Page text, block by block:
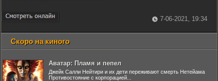
7-06-2021, 19:34
Скоро на киного
Аватар: Пламя и пепел
Джейк Салли Нейтири и их дети переживают смерть Нетейама
Противостояние с корпорацией...